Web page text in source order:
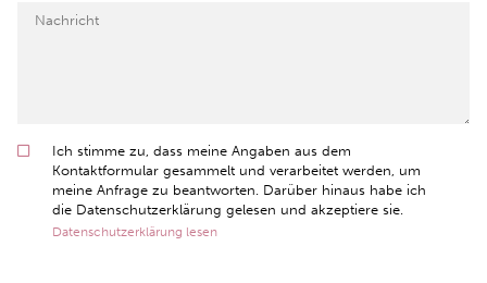
Ich stimme zu, dass meine Angaben aus dem
Kontaktformular gesammelt und verarbeitet werden, um
meine Anfrage zu beantworten. Darüber hinaus habe ich
die Datenschutzerklärung gelesen und akzeptiere sie.
Datenschutzerklärung lesen